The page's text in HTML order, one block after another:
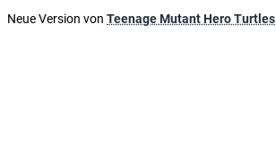
Neue Version von Teenage Mutant Hero Turtles